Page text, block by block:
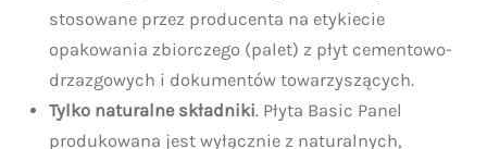
stosowane przez producenta na etykiecie
opakowania zbiorczego (palet) z płyt cementowo-
drzazgowych i dokumentów towarzyszących.
Tylko naturalne składniki. Płyta Basic Panel
produkowana jest wyłącznie z naturalnych,